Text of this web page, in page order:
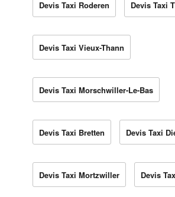
Devis Taxi Roderen Devis Taxi
Devis Taxi Vieux-Thann
Devis Taxi Morschwiller-Le-Bas
Devis Taxi Bretten Devis Taxi
Devis Taxi Mortzwiller Devis